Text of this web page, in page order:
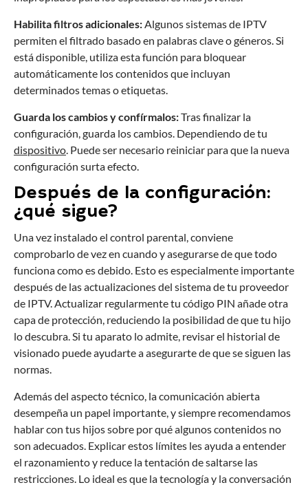
Habilita filtros adicionales: Algunos sistemas de IPTV
permiten el filtrado basado en palabras clave o géneros. Si
está disponible, utiliza esta función para bloquear
automáticamente los contenidos que incluyan
determinados temas o etiquetas.
Guarda los cambios y confírmalos:Tras finalizar la
configuración, guarda los cambios. Dependiendo de tu
dispositivo . Puede ser necesario reiniciar para que la nueva
configuración surta efecto.
Después de la configuración:
¿qué sigue?
Una vez instalado el control parental, conviene
comprobarlo de vez en cuando y asegurarse de que todo
funciona como es debido. Esto es especialmente importante
después de las actualizaciones del sistema de tu proveedor
de IPTV. Actualizar regularmente tu código PIN añade otra
capa de protección, reduciendo la posibilidad de que tu hijo
lo descubra. Si tu aparato lo admite, revisar el historial de
visionado puede ayudarte a asegurarte de que se siguen las
normas.
Además del aspecto técnico, la comunicación abierta
desempeña un papel importante, y siempre recomendamos
hablar con tus hijos sobre por qué algunos contenidos no
son adecuados. Explicar estos límites les ayuda a entender
el razonamiento y reduce la tentación de saltarse las
restricciones. Lo ideal es que la tecnología y la conversación